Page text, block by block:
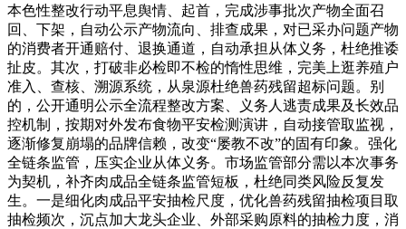
本色性整改行动平息舆情、起首，完成涉事批次产物全面召
回、下架，自动公示产物流向、排查成果，对已采办问题产物
的消费者开通赔付、退换通道，自动承担从体义务，杜绝推诿
扯皮。其次，打破非必检即不检的惰性思维，完美上逛养殖户
准入、查核、溯源系统，从泉源杜绝兽药残留超标问题。别
的，公开通明公示全流程整改方案、义务人逃责成果及长效品
控机制，按期对外发布食物平安检测演讲，自动接管取监视，
逐渐修复崩塌的品牌信赖，改变“屡教不改”的固有印象。强化
全链条监管，压实企业从体义务。市场监管部分需以本次事务
为契机，补齐肉成品全链条监管短板，杜绝同类风险反复发
生。一是细化肉成品平安抽检尺度，优化兽药残留抽检项目取
抽检频次，沉点加大龙头企业、外部采购原料的抽检力度，消